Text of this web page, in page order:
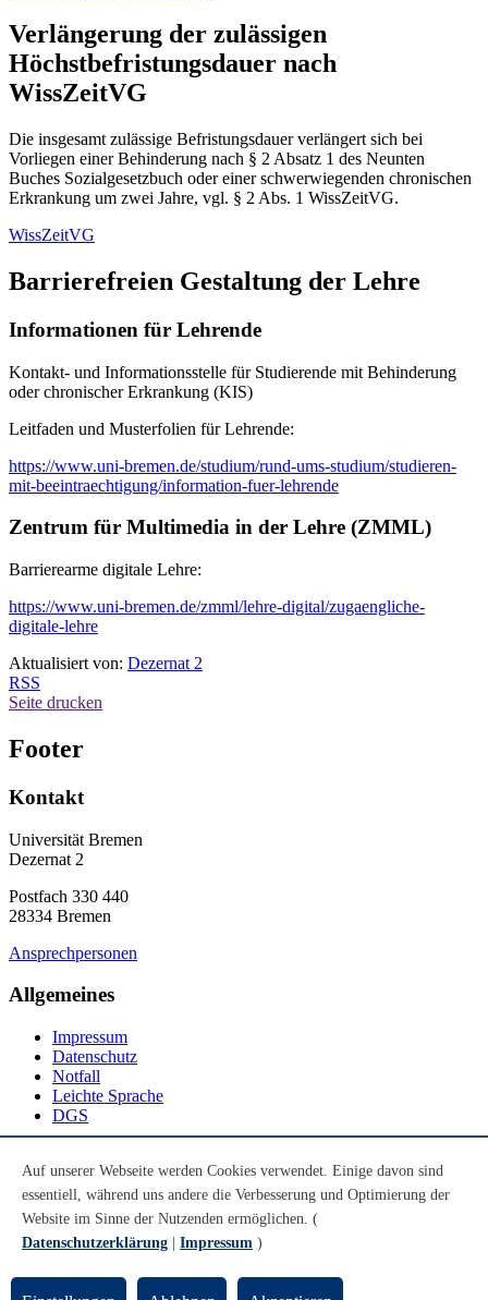
Verlängerung der zulässigen
Höchstbefristungsdauer nach
WissZeitVG
Die insgesamt zulässige Befristungsdauer verlängert sich bei
Vorliegen einer Behinderung nach § 2 Absatz 1 des Neunten
Buches Sozialgesetzbuch oder einer schwerwiegenden chronischen
Erkrankung um zwei Jahre, vgl. § 2 Abs. 1 WissZeitVG.
WissZeitVG
Barrierefreien Gestaltung der Lehre
Informationen für Lehrende
Kontakt- und Informationsstelle für Studierende mit Behinderung
oder chronischer Erkrankung (KIS)
Leitfaden und Musterfolien für Lehrende:
https://www.uni-bremen.de/studium/rund-ums-studium/studieren-
mit-beeintraechtigung/information-fuer-lehrende
Zentrum für Multimedia in der Lehre (ZMML)
Barrierearme digitale Lehre:
https://www.uni-bremen.de/zmml/lehre-digital/zugaengliche-
digitale-lehre
Aktualisiert von: Dezernat 2
RSS
Seite drucken
Footer
Kontakt
Universität Bremen
Dezernat 2
Postfach 330 440
28334 Bremen
Ansprechpersonen
Allgemeines
Impressum
Datenschutz
Notfall
Leichte Sprache
DGS
Youtube
Instagram
LinkedIn
© Universität Bremen 2026
Auf unserer Webseite werden Cookies verwendet. Einige davon sind
essentiell, während uns andere die Verbesserung und Optimierung der
Website im Sinne der Nutzenden ermöglichen. (
Datenschutzerklärung
Impressum )